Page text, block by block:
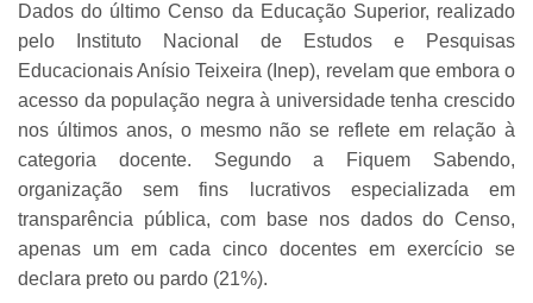
Dados do último Censo da Educação Superior, realizado
pelo Instituto Nacional de Estudos e Pesquisas
Educacionais Anísio Teixeira (Inep), revelam que embora o
acesso da população negra à universidade tenha crescido
nos últimos anos, o mesmo não se reflete em relação à
categoria docente. Segundo a Fiquem Sabendo,
organização sem fins lucrativos especializada em
transparência pública, com base nos dados do Censo,
apenas um em cada cinco docentes em exercício se
declara preto ou pardo (21%).